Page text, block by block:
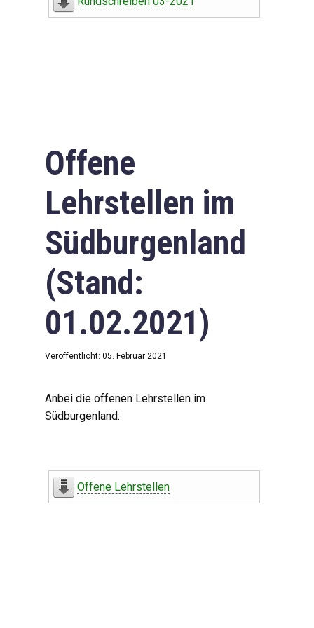
Offene
Lehrstellen im
Südburgenland
(Stand:
01.02.2021)
Veröffentlicht: 05. Februar 2021
Anbei die offenen Lehrstellen im
Südburgenland:
Offene Lehrstellen